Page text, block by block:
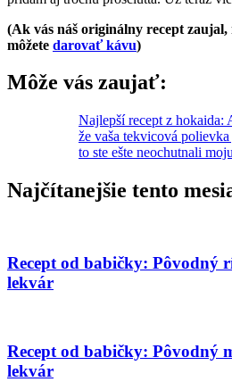
(Ak vás náš originálny recept
môžete darovať kávu)
Môže vás zaujať:
Najlepší recept z hokaida:
že vaša tekvicová
to ste ešte neochutnali
Najčítanejšie tento
Recept od babičky: Pôvodný
lekvár
Recept od babičky: Pôvodný
lekvár